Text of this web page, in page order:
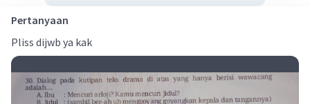
Pertanyaan
Pliss dijwb ya kak